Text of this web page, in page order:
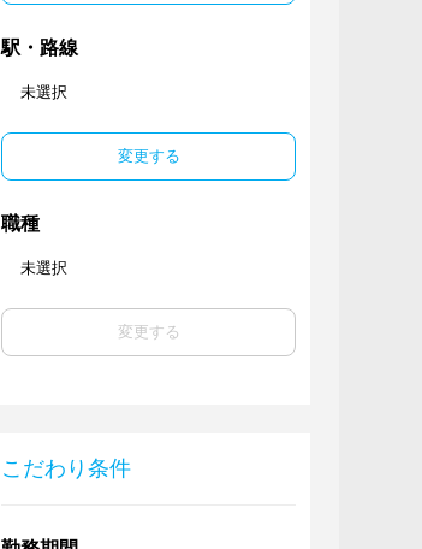
駅・路線
未選択
変更する
職種
未選択
変更する
こだわり条件